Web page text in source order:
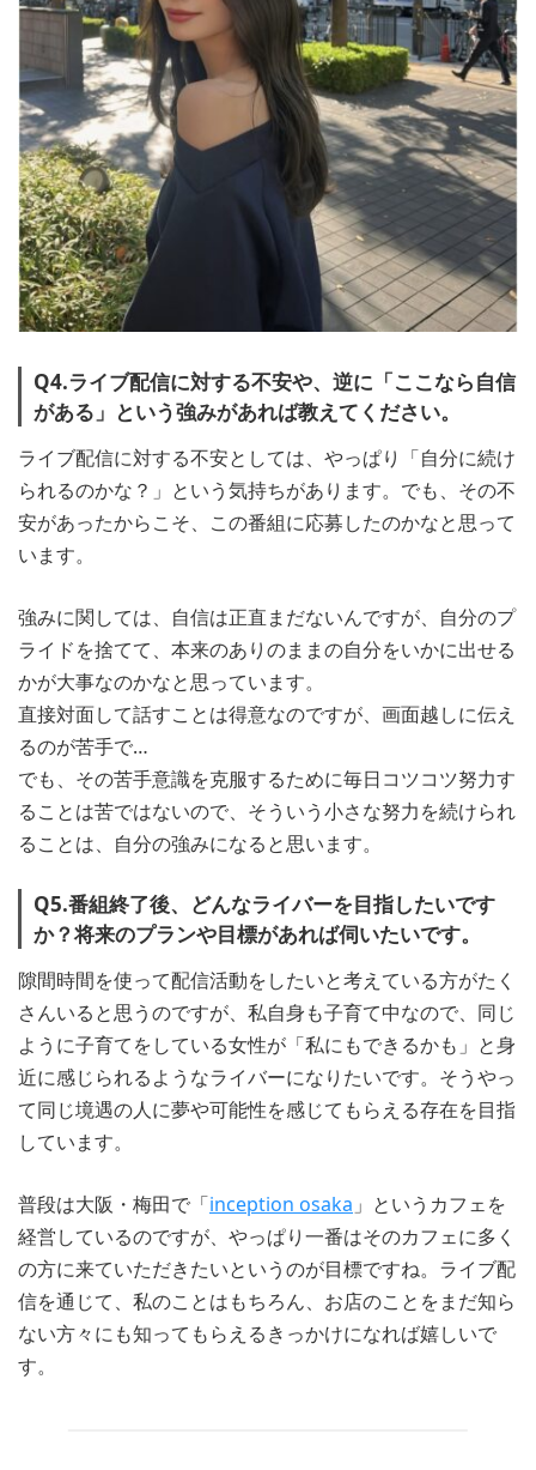
Q4.ライブ配信に対する不安や、逆に「ここなら自信
がある」という強みがあれば教えてください。
ライブ配信に対する不安としては、やっぱり「自分に続け
られるのかな？」という気持ちがあります。でも、その不
安があったからこそ、この番組に応募したのかなと思って
います。
強みに関しては、自信は正直まだないんですが、自分のプ
ライドを捨てて、本来のありのままの自分をいかに出せる
かが大事なのかなと思っています。
直接対面して話すことは得意なのですが、画面越しに伝え
るのが苦手で…
でも、その苦手意識を克服するために毎日コツコツ努力す
ることは苦ではないので、そういう小さな努力を続けられ
ることは、自分の強みになると思います。
Q5.番組終了後、どんなライバーを目指したいです
か？将来のプランや目標があれば伺いたいです。
隙間時間を使って配信活動をしたいと考えている方がたく
さんいると思うのですが、私自身も子育て中なので、同じ
ように子育てをしている女性が「私にもできるかも」と身
近に感じられるようなライバーになりたいです。そうやっ
て同じ境遇の人に夢や可能性を感じてもらえる存在を目指
しています。
普段は大阪・梅田で「inception osaka 」というカフェを
経営しているのですが、やっぱり一番はそのカフェに多く
の方に来ていただきたいというのが目標ですね。ライブ配
信を通じて、私のことはもちろん、お店のことをまだ知ら
ない方々にも知ってもらえるきっかけになれば嬉しいで
す。